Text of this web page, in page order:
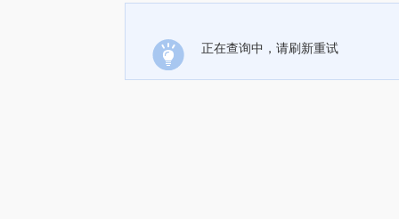
正在查询中，请刷新重试